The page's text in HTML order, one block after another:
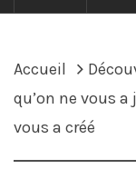
Accueil
qu’on ne vous
vous a créé